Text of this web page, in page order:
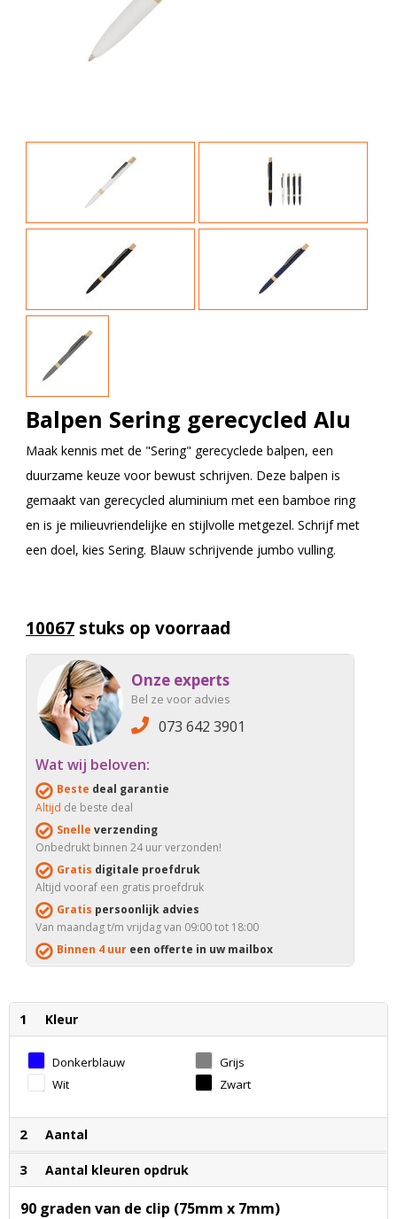
Balpen Sering gerecycled Alu
Maak kennis met de "Sering" gerecyclede balpen, een
duurzame keuze voor bewust schrijven. Deze balpen is
gemaakt van gerecycled aluminium met een bamboe ring
en is je milieuvriendelijke en stijlvolle metgezel. Schrijf met
een doel, kies Sering. Blauw schrijvende jumbo vulling.
10067 stuks op voorraad
Onze experts
Bel ze voor advies
073 642 3901
Wat wij beloven:
Beste deal garantie
Altijd de beste deal
Snelle verzending
Onbedrukt binnen 24 uur verzonden!
Gratis digitale proefdruk
Altijd vooraf een gratis proefdruk
Gratis persoonlijk advies
Van maandag t/m vrijdag van 09:00 tot 18:00
Binnen 4 uur een offerte in uw mailbox
1 Kleur
Donkerblauw
Grijs
Wit
Zwart
2 Aantal
3 Aantal kleuren opdruk
90 graden van de clip (75mm x 7mm)